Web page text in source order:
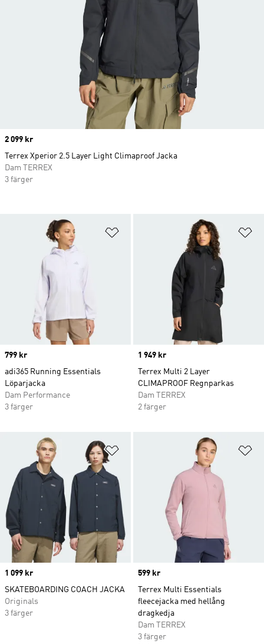
Lägg till på önskelistan
Price
799 kr
adi365 Running Essentials
Löparjacka
Dam Performance
3 färger
Price
1 949 kr
Terrex Multi 2 Layer
CLIMAPROOF Regnparkas
Dam TERREX
2 färger
Lägg till på önskelistan
Price
1 099 kr
SKATEBOARDING COACH JACKA
Originals
3 färger
Price
599 kr
Terrex Multi Essentials
fleecejacka med hellång
dragkedja
Dam TERREX
3 färger
Price
2 099 kr
Terrex Xperior 2.5 Layer Light Climaproof Jacka
Dam TERREX
3 färger